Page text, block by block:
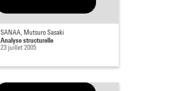
SANAA, Mutsuro Sasaki
Analyse structurelle
23 juillet 2005